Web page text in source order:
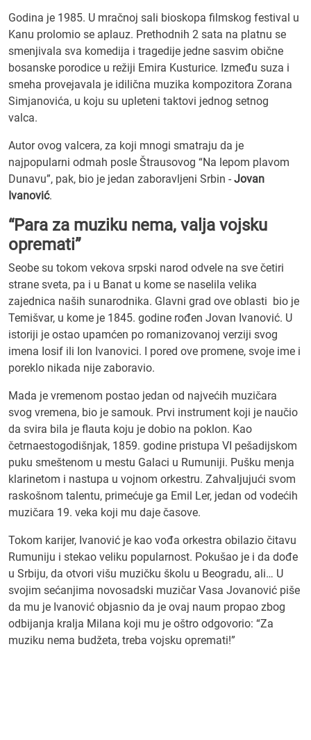
Godina je 1985. U mračnoj sali bioskopa filmskog festival u
Kanu prolomio se aplauz. Prethodnih 2 sata na platnu se
smenjivala sva komedija i tragedije jedne sasvim obične
bosanske porodice u režiji Emira Kusturice. Između suza i
smeha provejavala je idilična muzika kompozitora Zorana
Simjanovića, u koju su upleteni taktovi jednog setnog
valca.
Autor ovog valcera, za koji mnogi smatraju da je
najpopularni odmah posle Štrausovog “Na lepom plavom
Dunavu”, pak, bio je jedan zaboravljeni Srbin - Jovan
Ivanović.
“Para za muziku nema, valja vojsku
opremati”
Seobe su tokom vekova srpski narod odvele na sve četiri
strane sveta, pa i u Banat u kome se naselila velika
zajednica naših sunarodnika. Glavni grad ove oblasti bio je
Temišvar, u kome je 1845. godine rođen Jovan Ivanović. U
istoriji je ostao upamćen po romanizovanoj verziji svog
imena Iosif ili Ion Ivanovici. I pored ove promene, svoje ime i
poreklo nikada nije zaboravio.
Mada je vremenom postao jedan od najvećih muzičara
svog vremena, bio je samouk. Prvi instrument koji je naučio
da svira bila je flauta koju je dobio na poklon. Kao
četrnaestogodišnjak, 1859. godine pristupa VI pešadijskom
puku smeštenom u mestu Galaci u Rumuniji. Pušku menja
klarinetom i nastupa u vojnom orkestru. Zahvaljujući svom
raskošnom talentu, primećuje ga Emil Ler, jedan od vodećih
muzičara 19. veka koji mu daje časove.
Tokom karijer, Ivanović je kao vođa orkestra obilazio čitavu
Rumuniju i stekao veliku popularnost. Pokušao je i da dođe
u Srbiju, da otvori višu muzičku školu u Beogradu, ali… U
svojim sećanjima novosadski muzičar Vasa Jovanović piše
da mu je Ivanović objasnio da je ovaj naum propao zbog
odbijanja kralja Milana koji mu je oštro odgovorio: “Za
muziku nema budžeta, treba vojsku opremati!”